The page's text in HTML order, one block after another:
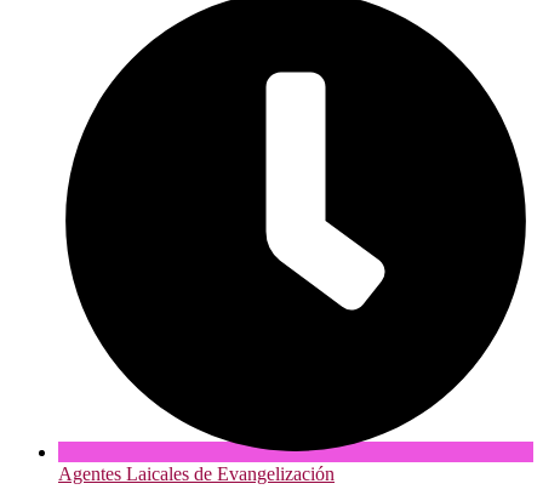
Agentes Laicales de Evangelización